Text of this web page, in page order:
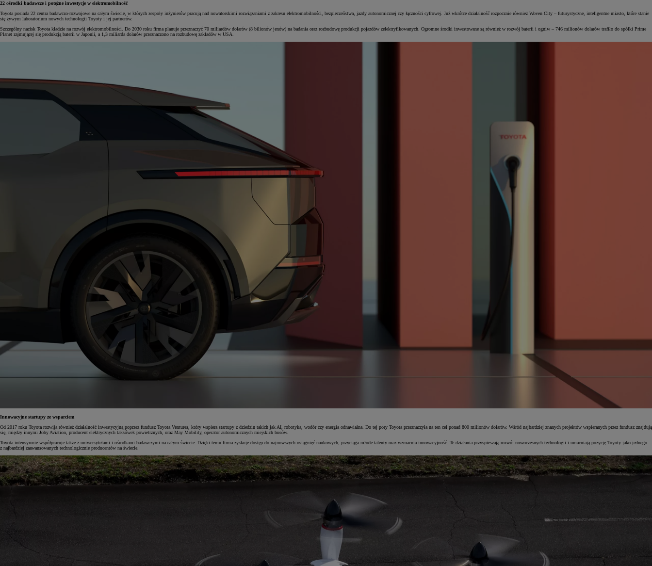
HYBRID
22 ośrodki badawcze i potężne inwestycje w elektromobilność
Toyota posiada 22 centra badawczo-rozwojowe na całym świecie, w których zespoły inżynierów pracują nad nowatorskimi rozwiązaniami z zakresu elektromobilności, bezpieczeństwa, jazdy autonomicznej czy łączności cyfrowej. Już wkrótce działalność rozpocznie również Woven City – futurystyczne, inteligentne miasto, które stanie
się żywym laboratorium nowych technologii Toyoty i jej partnerów.
Szczególny nacisk Toyota kładzie na rozwój elektromobilności. Do 2030 roku firma planuje przeznaczyć 70 miliardów dolarów (8 bilionów jenów) na badania oraz rozbudowę produkcji pojazdów zelektryfikowanych. Ogromne środki inwestowane są również w rozwój baterii i ogniw – 746 milionów dolarów trafiło do spółki Prime
Planet zajmującej się produkcją baterii w Japonii, a 1,3 miliarda dolarów przeznaczono na rozbudowę zakładów w USA.
Innowacyjne startupy ze wsparciem
Od 2017 roku Toyota rozwija również działalność inwestycyjną poprzez fundusz Toyota Ventures, który wspiera startupy z dziedzin takich jak AI, robotyka, wodór czy energia odnawialna. Do tej pory Toyota przeznaczyła na ten cel ponad 800 milionów dolarów. Wśród najbardziej znanych projektów wspieranych przez fundusz znajdują
się, między innymi Joby Aviation, producent elektrycznych taksówek powietrznych, oraz May Mobility, operator autonomicznych miejskich busów.
Toyota intensywnie współpracuje także z uniwersytetami i ośrodkami badawczymi na całym świecie. Dzięki temu firma zyskuje dostęp do najnowszych osiągnięć naukowych, przyciąga młode talenty oraz wzmacnia innowacyjność. Te działania przyspieszają rozwój nowoczesnych technologii i umacniają pozycję Toyoty jako jednego
z najbardziej zaawansowanych technologicznie producentów na świecie.